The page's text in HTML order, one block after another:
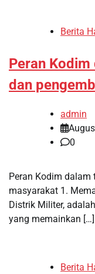
Berita
Peran
dan
admin
0
Peran Kodim
masyarakat 1.
Distrik Militer,
yang memainkan […]
Berita